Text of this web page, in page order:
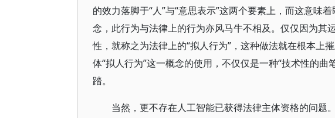
的效力落脚于“人”与“意思表示”这两个要素上，而这意味
念，此行为与法律上的行为亦风马牛不相及。仅仅因为其
性，就称之为法律上的“拟人行为”，这种做法就在根本上
体“拟人行为”这一概念的使用，不仅仅是一种“技术性的
踏。
当然，更不存在人工智能已获得法律主体资格的问题